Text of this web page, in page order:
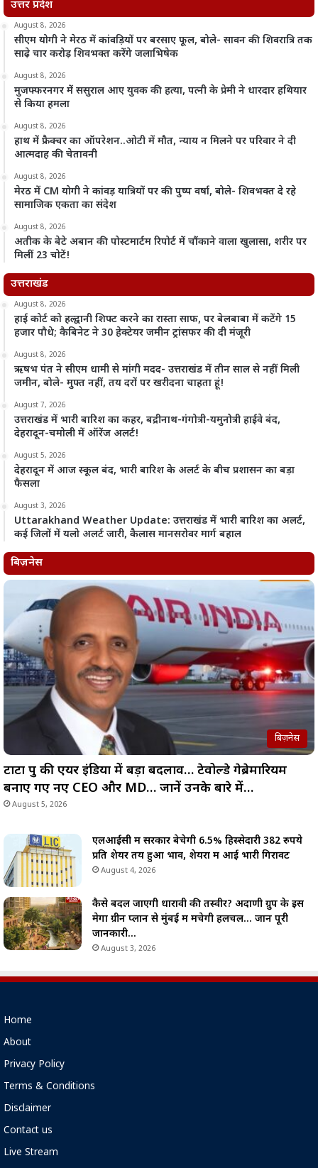
उत्तर प्रदेश
August 8, 2026
सीएम योगी ने मेरठ में कांवड़ियों पर बरसाए फूल, बोले- सावन की शिवरात्रि तक
साढ़े चार करोड़ शिवभक्त करेंगे जलाभिषेक
August 8, 2026
मुजफ्फरनगर में ससुराल आए युवक की हत्या, पत्नी के प्रेमी ने धारदार हथियार
से किया हमला
August 8, 2026
हाथ में फ्रैक्चर का ऑपरेशन..ओटी में मौत, न्याय न मिलने पर परिवार ने दी
आत्मदाह की चेतावनी
August 8, 2026
मेरठ में CM योगी ने कांवड़ यात्रियों पर की पुष्प वर्षा, बोले- शिवभक्त दे रहे
सामाजिक एकता का संदेश
August 8, 2026
अतीक के बेटे अबान की पोस्टमार्टम रिपोर्ट में चौंकाने वाला खुलासा, शरीर पर
मिलीं 23 चोटें!
उत्तराखंड
August 8, 2026
हाई कोर्ट को हल्द्वानी शिफ्ट करने का रास्ता साफ, पर बेलबाबा में कटेंगे 15
हजार पौधे; कैबिनेट ने 30 हेक्टेयर जमीन ट्रांसफर की दी मंजूरी
August 8, 2026
ऋषभ पंत ने सीएम धामी से मांगी मदद- उत्तराखंड में तीन साल से नहीं मिली
जमीन, बोले- मुफ्त नहीं, तय दरों पर खरीदना चाहता हूं!
August 7, 2026
उत्तराखंड में भारी बारिश का कहर, बद्रीनाथ-गंगोत्री-यमुनोत्री हाईवे बंद,
देहरादून-चमोली में ऑरेंज अलर्ट!
August 5, 2026
देहरादून में आज स्कूल बंद, भारी बारिश के अलर्ट के बीच प्रशासन का बड़ा
फैसला
August 3, 2026
Uttarakhand Weather Update: उत्तराखंड में भारी बारिश का अलर्ट,
कई जिलों में यलो अलर्ट जारी, कैलास मानसरोवर मार्ग बहाल
बिज़नेस
बिज़नेस
टाटा ग्रुप की एयर इंडिया में बड़ा बदलाव… टेवोल्डे गेब्रेमारियम
बनाए गए नए CEO और MD… जानें उनके बारे में…
August 5, 2026
एलआईसी में सरकार बेचेगी 6.5% हिस्सेदारी 382 रुपये
प्रति शेयर तय हुआ भाव, शेयरों में आई भारी गिरावट
August 4, 2026
कैसे बदल जाएगी धारावी की तस्वीर? अदाणी ग्रुप के इस
मेगा ग्रीन प्लान से मुंबई में मचेगी हलचल… जानें पूरी
जानकारी…
August 3, 2026
Home
About
Privacy Policy
Terms & Conditions
Disclaimer
Contact us
Live Stream